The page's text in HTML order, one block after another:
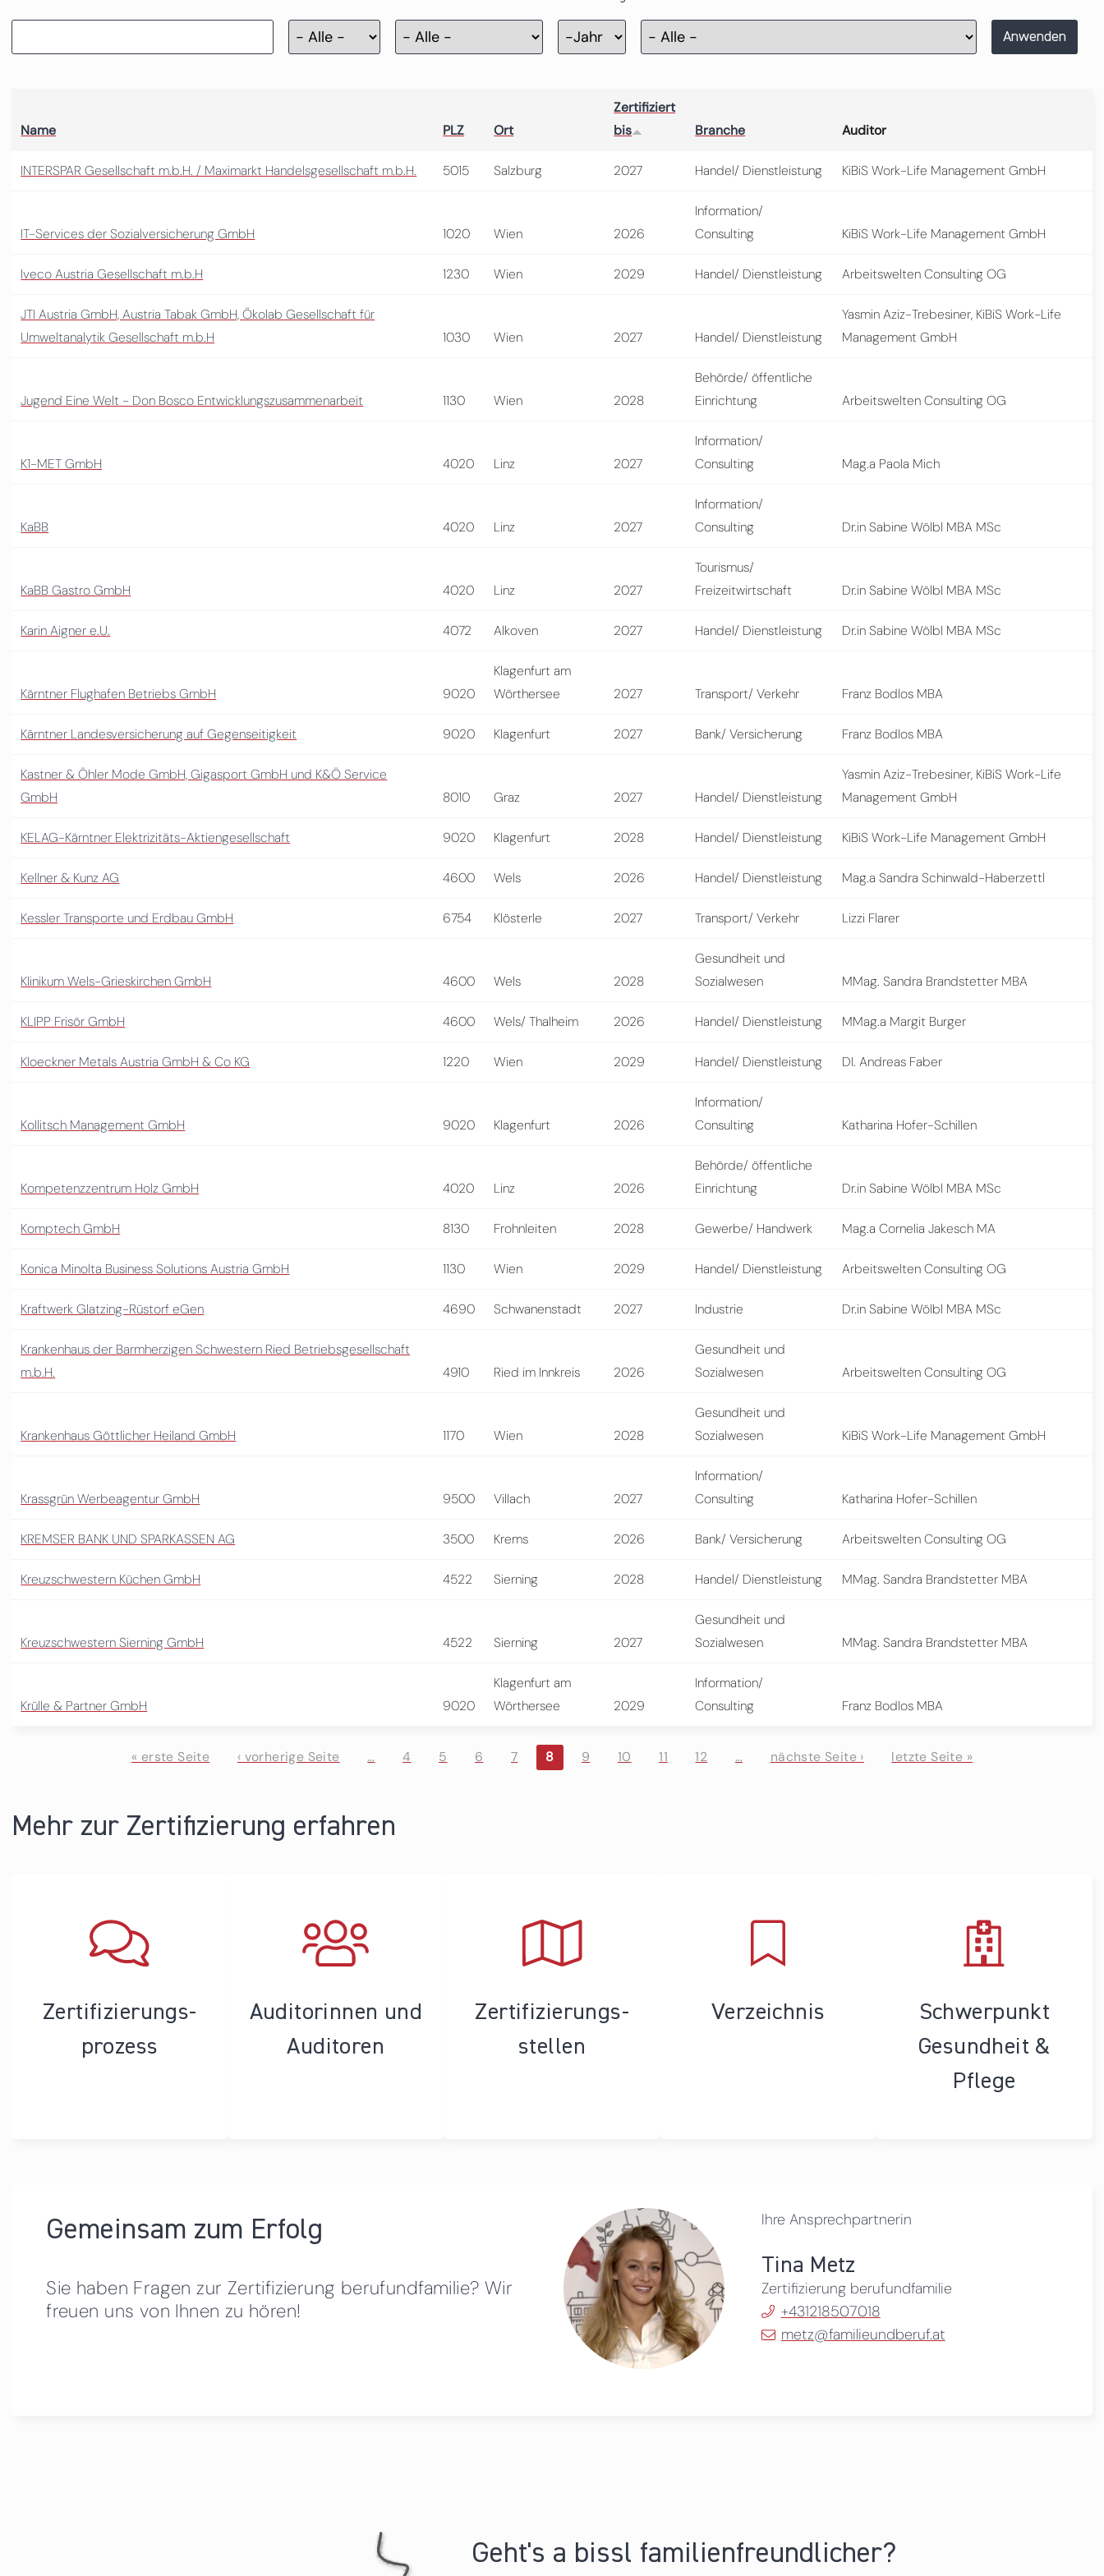
Zertifizierung
Jahr Anwenden
Name PLZ Ort
Zertifiziert
bis
Branche Auditor
INTERSPAR Gesellschaft m.b.H. / Maximarkt Handelsgesellschaft m.b.H. 5015 Salzburg 2027 Handel/ Dienstleistung KiBiS Work-Life Management GmbH
IT-Services der Sozialversicherung GmbH 1020 Wien 2026
Information/
Consulting
KiBiS Work-Life Management GmbH
Iveco Austria Gesellschaft m.b.H 1230 Wien 2029 Handel/ Dienstleistung Arbeitswelten Consulting OG
JTI Austria GmbH, Austria Tabak GmbH, Ökolab Gesellschaft für
Umweltanalytik Gesellschaft m.b.H
1030 Wien 2027 Handel/ Dienstleistung
Yasmin Aziz-Trebesiner, KiBiS Work-Life
Management GmbH
Jugend Eine Welt - Don Bosco Entwicklungszusammenarbeit 1130 Wien 2028
Behörde/ öffentliche
Einrichtung
Arbeitswelten Consulting OG
K1-MET GmbH 4020 Linz 2027
Information/
Consulting
Mag.a Paola Mich
KaBB 4020 Linz 2027
Information/
Consulting
Dr.in Sabine Wölbl MBA MSc
KaBB Gastro GmbH 4020 Linz 2027
Tourismus/
Freizeitwirtschaft
Dr.in Sabine Wölbl MBA MSc
Karin Aigner e.U. 4072 Alkoven 2027 Handel/ Dienstleistung Dr.in Sabine Wölbl MBA MSc
Kärntner Flughafen Betriebs GmbH 9020
Klagenfurt am
Wörthersee
2027 Transport/ Verkehr Franz Bodlos MBA
Kärntner Landesversicherung auf Gegenseitigkeit 9020 Klagenfurt 2027 Bank/ Versicherung Franz Bodlos MBA
Kastner & Öhler Mode GmbH, Gigasport GmbH und K&Ö Service
GmbH
8010 Graz 2027 Handel/ Dienstleistung
Yasmin Aziz-Trebesiner, KiBiS Work-Life
Management GmbH
KELAG-Kärntner Elektrizitäts-Aktiengesellschaft 9020 Klagenfurt 2028 Handel/ Dienstleistung KiBiS Work-Life Management GmbH
Kellner & Kunz AG 4600 Wels 2026 Handel/ Dienstleistung Mag.a Sandra Schinwald-Haberzettl
Kessler Transporte und Erdbau GmbH 6754 Klösterle 2027 Transport/ Verkehr Lizzi Flarer
Klinikum Wels-Grieskirchen GmbH 4600 Wels 2028
Gesundheit und
Sozialwesen
MMag. Sandra Brandstetter MBA
KLIPP Frisör GmbH 4600 Wels/ Thalheim 2026 Handel/ Dienstleistung MMag.a Margit Burger
Kloeckner Metals Austria GmbH & Co KG 1220 Wien 2029 Handel/ Dienstleistung DI. Andreas Faber
Kollitsch Management GmbH 9020 Klagenfurt 2026
Information/
Consulting
Katharina Hofer-Schillen
Kompetenzzentrum Holz GmbH 4020 Linz 2026
Behörde/ öffentliche
Einrichtung
Dr.in Sabine Wölbl MBA MSc
Komptech GmbH 8130 Frohnleiten 2028 Gewerbe/ Handwerk Mag.a Cornelia Jakesch MA
Konica Minolta Business Solutions Austria GmbH 1130 Wien 2029 Handel/ Dienstleistung Arbeitswelten Consulting OG
Kraftwerk Glatzing-Rüstorf eGen 4690 Schwanenstadt 2027 Industrie Dr.in Sabine Wölbl MBA MSc
Krankenhaus der Barmherzigen Schwestern Ried Betriebsgesellschaft
m.b.H.
4910 Ried im Innkreis 2026
Gesundheit und
Sozialwesen
Arbeitswelten Consulting OG
Krankenhaus Göttlicher Heiland GmbH 1170 Wien 2028
Gesundheit und
Sozialwesen
KiBiS Work-Life Management GmbH
Krassgrün Werbeagentur GmbH 9500 Villach 2027
Information/
Consulting
Katharina Hofer-Schillen
KREMSER BANK UND SPARKASSEN AG 3500 Krems 2026 Bank/ Versicherung Arbeitswelten Consulting OG
Kreuzschwestern Küchen GmbH 4522 Sierning 2028 Handel/ Dienstleistung MMag. Sandra Brandstetter MBA
Kreuzschwestern Sierning GmbH 4522 Sierning 2027
Gesundheit und
Sozialwesen
MMag. Sandra Brandstetter MBA
Krülle & Partner GmbH 9020
Klagenfurt am
Wörthersee
2029
Information/
Consulting
Franz Bodlos MBA
« erste Seite ‹ vorherige Seite … 4 5 6 7 8 9 10 11 12 … nächste Seite › letzte Seite »
Mehr zur Zertifizierung erfahren
Zertifizierungs­
prozess
Auditorinnen und
Auditoren
Zertifizierungs­
stellen
Verzeichnis
Schwerpunkt
Gesundheit &
Pflege
Gemeinsam zum Erfolg
Sie haben Fragen zur Zertifizierung berufundfamilie? Wir
freuen uns von Ihnen zu hören!
Ihre Ansprechpartnerin
Tina Metz
Zertifizierung berufundfamilie
+431218507018
metz@familieundberuf.at
Geht's a bissl familienfreundlicher?